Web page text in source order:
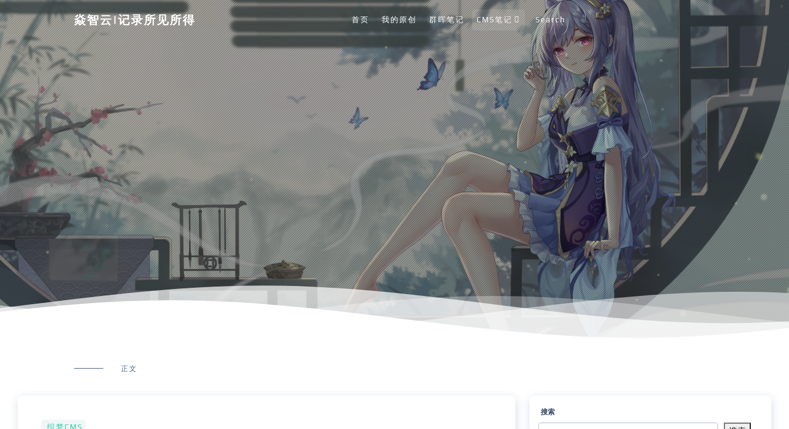
焱智云|记录所见所得 首页 我的原创 群晖笔记 CMS笔记 Search
正文
织梦CMS
搜索